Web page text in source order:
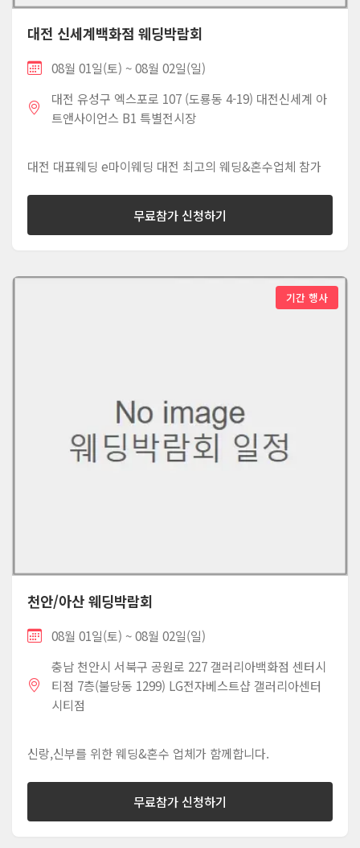
대전 신세계백화점 웨딩박람회
08월 01일(토) ~ 08월 02일(일)
대전 유성구 엑스포로 107 (도룡동 4-19) 대전신세계 아
트앤사이언스 B1 특별전시장
대전 대표웨딩 e마이웨딩 대전 최고의 웨딩&혼수업체 참가
무료참가 신청하기
기간 행사
천안/아산 웨딩박람회
08월 01일(토) ~ 08월 02일(일)
충남 천안시 서북구 공원로 227 갤러리아백화점 센터시
티점 7층(불당동 1299) LG전자베스트샵 갤러리아센터
시티점
신랑,신부를 위한 웨딩&혼수 업체가 함께합니다.
무료참가 신청하기